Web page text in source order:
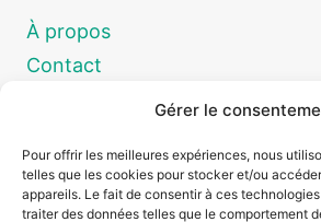
Gérer le
Pour offrir les meilleures expériences, nous
telles que les cookies pour stocker et/ou
appareils. Le fait de consentir à ces
traiter des données telles que le comportement
À propos
Contact
Demande de devis
Produits